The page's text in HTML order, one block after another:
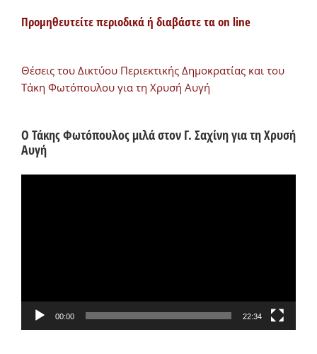
Προμηθευτείτε περιοδικά ή διαβάστε τα on line
Θέσεις του Δικτύου Περιεκτικής Δημοκρατίας και του
Τάκη Φωτόπουλου για τη Χρυσή Αυγή
Ο Τάκης Φωτόπουλος μιλά στον Γ. Σαχίνη για τη Χρυσή
Αυγή
00:00 22:34